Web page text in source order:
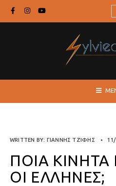
WRITTEN BY: ΓΙΆΝΝΗΣ ΤΖΙΦΉΣ •
ΠΟΙΆ
ΟΙ ΈΛΛΗΝΕΣ;